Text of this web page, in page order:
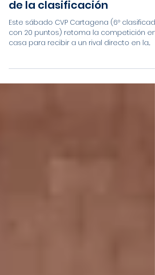
Duelo directo para
engancharse a la zona alta
de la clasificación
con 20 puntos) retoma la competición en